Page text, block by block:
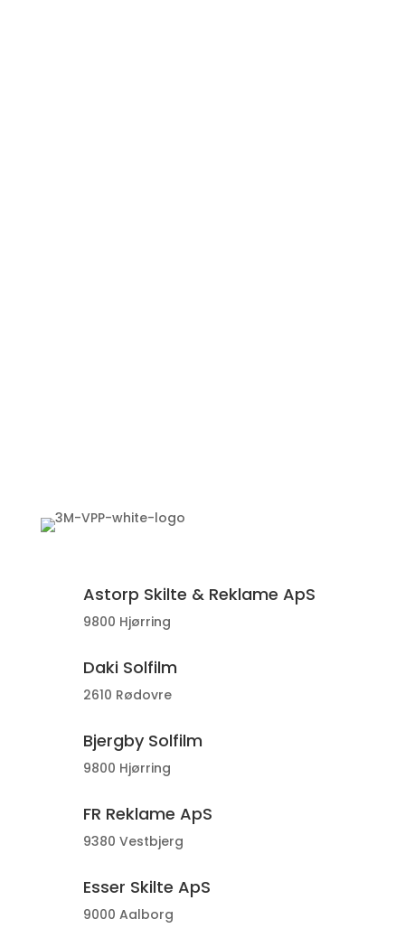
Astorp Skilte & Reklame ApS
9800 Hjørring
Daki Solfilm
2610 Rødovre
Bjergby Solfilm
9800 Hjørring
FR Reklame ApS
9380 Vestbjerg
Esser Skilte ApS
9000 Aalborg